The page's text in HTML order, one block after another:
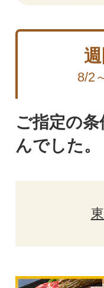
8/2
ご指定の
んでした。